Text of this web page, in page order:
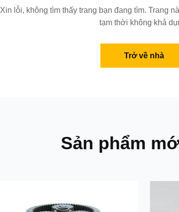
Xin lỗi, không tìm thấy trang bạn đang tìm. Trang
tạm thời không khả
Trở về nhà
Sản phẩm